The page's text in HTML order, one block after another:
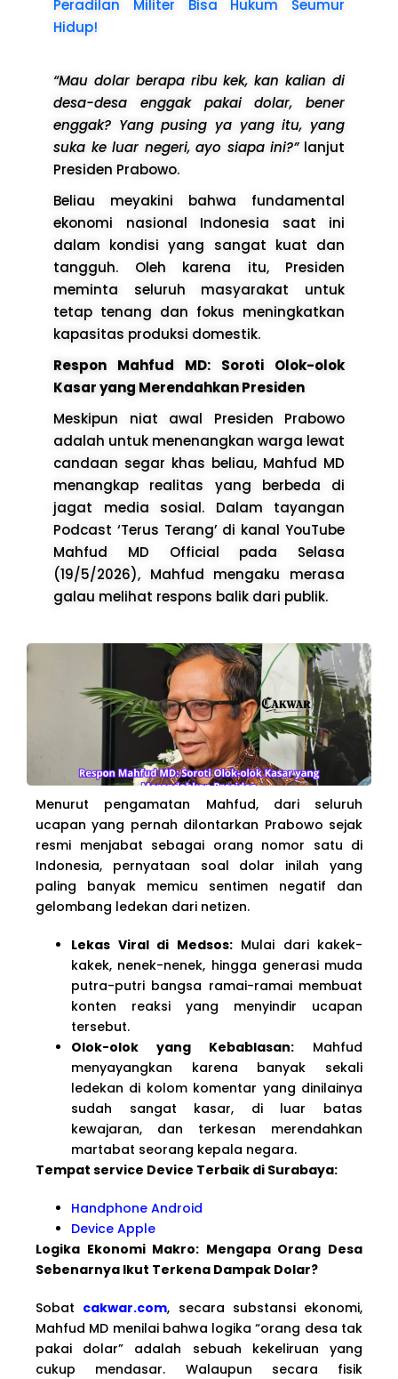
Peradilan Militer Bisa Hukum Seumur
Hidup!
“Mau dolar berapa ribu kek, kan kalian di
desa-desa enggak pakai dolar, bener
enggak? Yang pusing ya yang itu, yang
suka ke luar negeri, ayo siapa ini?”lanjut
Presiden Prabowo.
Beliau meyakini bahwa fundamental
ekonomi nasional Indonesia saat ini
dalam kondisi yang sangat kuat dan
tangguh. Oleh karena itu, Presiden
meminta seluruh masyarakat untuk
tetap tenang dan fokus meningkatkan
kapasitas produksi domestik.
Respon Mahfud MD: Soroti Olok-olok
Kasar yang Merendahkan Presiden
Meskipun niat awal Presiden Prabowo
adalah untuk menenangkan warga lewat
candaan segar khas beliau, Mahfud MD
menangkap realitas yang berbeda di
jagat media sosial. Dalam tayangan
Podcast ‘Terus Terang’ di kanal YouTube
Mahfud MD Official pada Selasa
(19/5/2026), Mahfud mengaku merasa
galau melihat respons balik dari publik.
Menurut pengamatan Mahfud, dari seluruh
ucapan yang pernah dilontarkan Prabowo sejak
resmi menjabat sebagai orang nomor satu di
Indonesia, pernyataan soal dolar inilah yang
paling banyak memicu sentimen negatif dan
gelombang ledekan dari netizen.
Lekas Viral di Medsos:Mulai dari kakek-
kakek, nenek-nenek, hingga generasi muda
putra-putri bangsa ramai-ramai membuat
konten reaksi yang menyindir ucapan
tersebut.
Olok-olok yang Kebablasan: Mahfud
menyayangkan karena banyak sekali
ledekan di kolom komentar yang dinilainya
sudah sangat kasar, di luar batas
kewajaran, dan terkesan merendahkan
martabat seorang kepala negara.
Tempat service Device Terbaik di Surabaya:
Handphone Android
Device Apple
Logika Ekonomi Makro: Mengapa Orang Desa
Sebenarnya Ikut Terkena Dampak Dolar?
Sobat cakwar.com, secara substansi ekonomi,
Mahfud MD menilai bahwa logika “orang desa tak
pakai dolar” adalah sebuah kekeliruan yang
cukup mendasar. Walaupun secara fisik